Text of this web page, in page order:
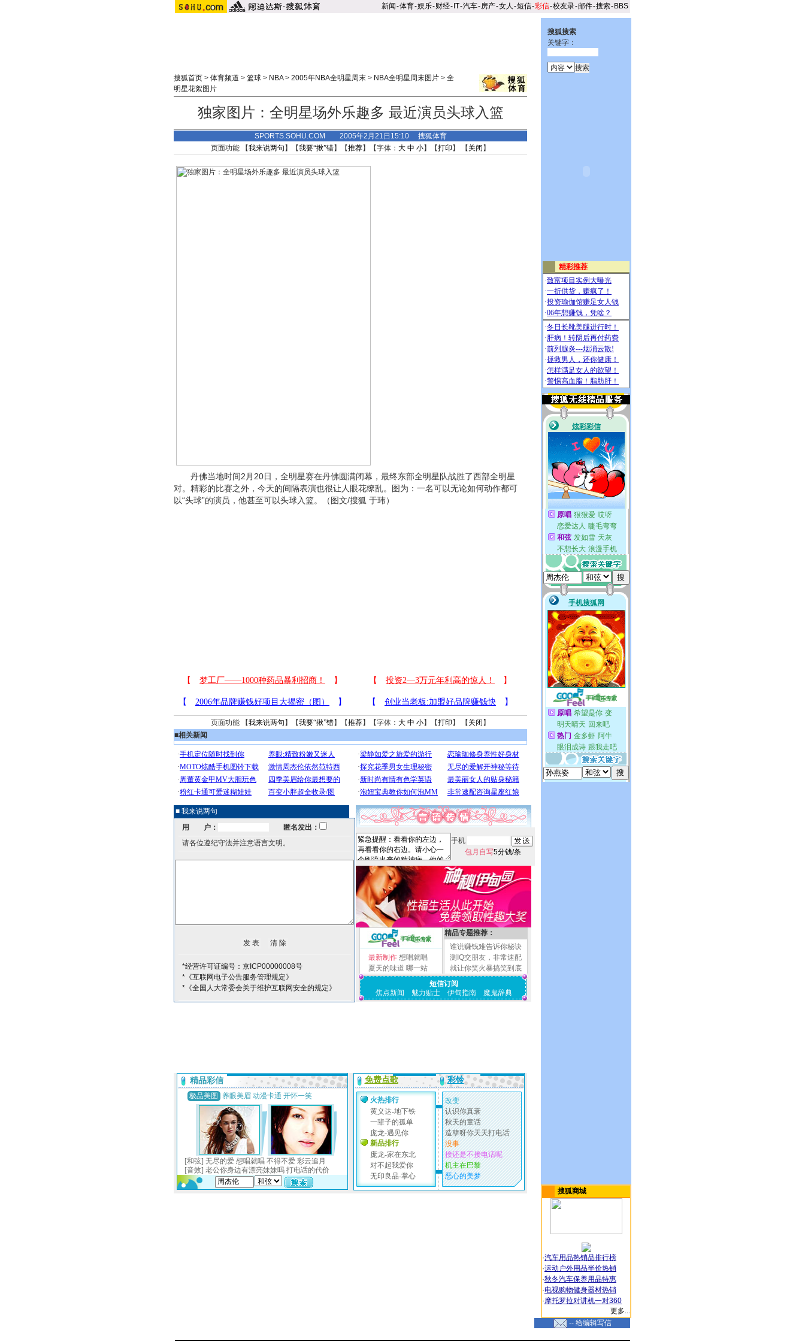
新闻-体育-娱乐-财经- IT-汽车-房产-女人 -短信-彩信-校友录-邮件-搜索- BBS
搜狐首页 > 体育频道 > 篮球 > NBA> 2005年NBA全明星周末 > NBA全明星周末图片 > 全
明星花絮图片
独家图片：全明星场外乐趣多 最近演员头球入篮
SPORTS.SOHU.COM 2005年2月21日15:10 搜狐体育
页面功能 【我来说两句 】【我要“揪”错】【推荐】【字体： 大 中 小】【打印 】 【 关闭 】
丹佛当地时间2月20日，全明星赛在丹佛圆满闭幕，最终东部全明星队战胜了西部全明星
对。精彩的比赛之外，今天的间隔表演也很让人眼花缭乱。图为：一名可以无论如何动作都可
以“头球”的演员，他甚至可以头球入篮。（图文/搜狐 于玮）
页面功能 【我来说两句 】【我要“揪”错】【推荐】【字体： 大 中 小】【打印 】 【 关闭 】
■相关新闻
■ 我来说两句
用 户：
匿名发出：
请各位遵纪守法并注意语言文明。
*经营许可证编号：京ICP00000008号
*《互联网电子公告服务管理规定》
*《全国人大常委会关于维护互联网安全的规定》
手机
包月自写5分钱/条
最新制作 想唱就唱
夏天的味道 哪一站
精品专题推荐：
谁说赚钱难告诉你秘诀
测IQ交朋友，非常速配
就让你笑火暴搞笑到底
短信订阅
焦点新闻
魅力贴士 伊甸指南 魔鬼辞典
搜狐搜索
关键字：
搜狐商城
·汽车用品热销品排行榜
·运动户外用品半价热销
·秋冬汽车保养用品特惠
·电视购物健身器材热销
·摩托罗拉对讲机一对360
更多...
-- 给编辑写信